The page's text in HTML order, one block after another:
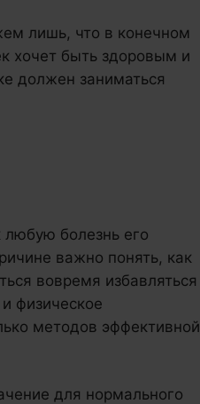
лишь, что в конечном
хочет быть здоровым и
должен заниматься
любую болезнь его
важно понять, как
вовремя избавляться
физическое
методов эффективной
для нормального